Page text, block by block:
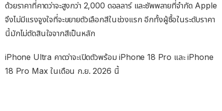
ด้วยราคาที่คาดว่าจะสูงกว่า 2,000 ดอลลาร์ และซัพพลายที่จำกัด Apple
จึงไม่มีแรงจูงใจที่จะขยายตัวเลือกสีในช่วงแรก อีกทั้งผู้ซื้อในระดับราคา
นี้มักไม่ตัดสินใจจากสีเป็นหลัก
iPhone Ultra คาดว่าจะเปิดตัวพร้อม iPhone 18 Pro และ iPhone
18 Pro Max ในเดือน ก.ย. 2026 นี้